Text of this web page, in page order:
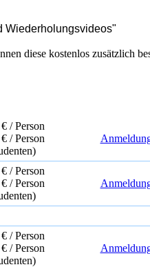
Wiederholungsvideos"
diese kostenlos zusätzlich
/ Person
/ Person
/ Person
/ Person
/ Person
/ Person